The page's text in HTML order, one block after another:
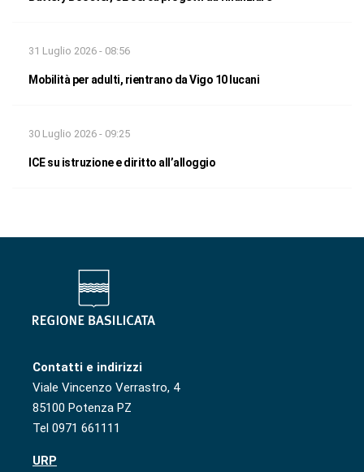
31 Luglio 2026 - 08:56
Mobilità per adulti, rientrano da Vigo 10 lucani
30 Luglio 2026 - 09:25
ICE su istruzione e diritto all’alloggio
Contatti e indirizzi
Viale Vincenzo Verrastro, 4
85100 Potenza PZ
Tel 0971 661111
URP